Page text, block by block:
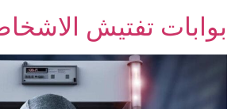
بوابات تفتيش